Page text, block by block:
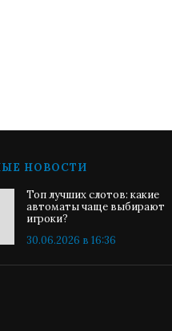
НОВОСТИ
Топ лучших слотов: какие
автоматы чаще выбирают
игроки?
30.06.2026 в 16:36